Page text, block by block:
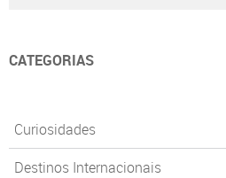
CATEGORIAS
Curiosidades
Destinos Internacionais